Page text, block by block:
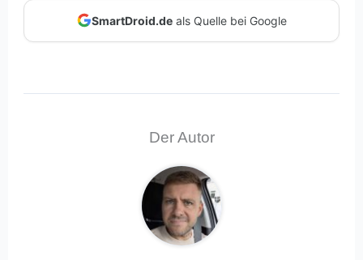
SmartDroid.deals Quelle bei Google
Der Autor